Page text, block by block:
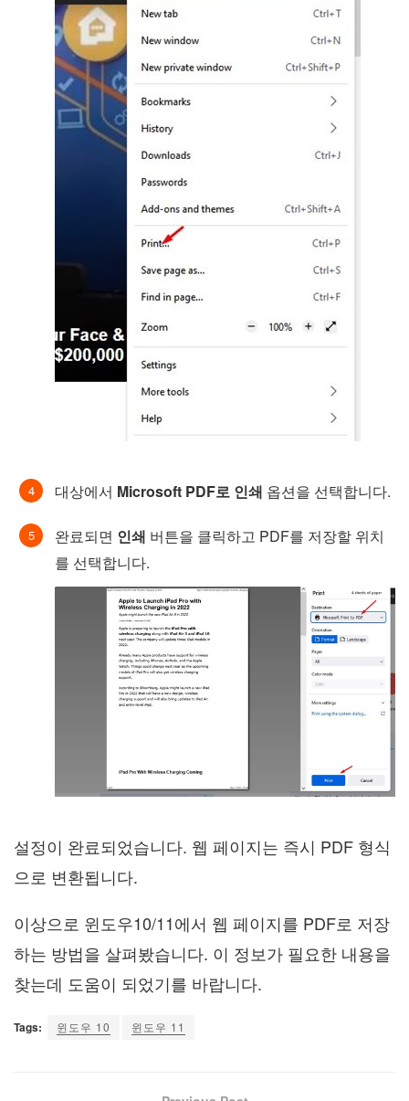
대상에서 Microsoft PDF로 인쇄 옵션을 선택합니다.
완료되면 인쇄 버튼을 클릭하고 PDF를 저장할 위치
를 선택합니다.
설정이 완료되었습니다. 웹 페이지는 즉시 PDF 형식
으로 변환됩니다.
이상으로 윈도우10/11에서 웹 페이지를 PDF로 저장
하는 방법을 살펴봤습니다. 이 정보가 필요한 내용을
찾는데 도움이 되었기를 바랍니다.
Tags: 윈도우 10 윈도우 11